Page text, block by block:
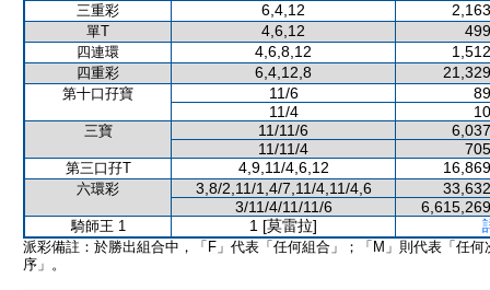
三重彩
6,4,12
單T 4,6,12
四連環 4,6,8,12
四重彩 6,4,12,8
第十口孖寶 11/6
11/4
三寶 11/11/6
11/11/4
第三口孖T 4,9,11/4,6,12
六環彩 3,8/2,11/1,4/7,11/4,11/4,6
3/11/4/11/11/6
騎師王 1 1 [莫雷拉]
派彩備註：於勝出組合中，「F」代表「任何組合」；「M」則代表「任何
序」。